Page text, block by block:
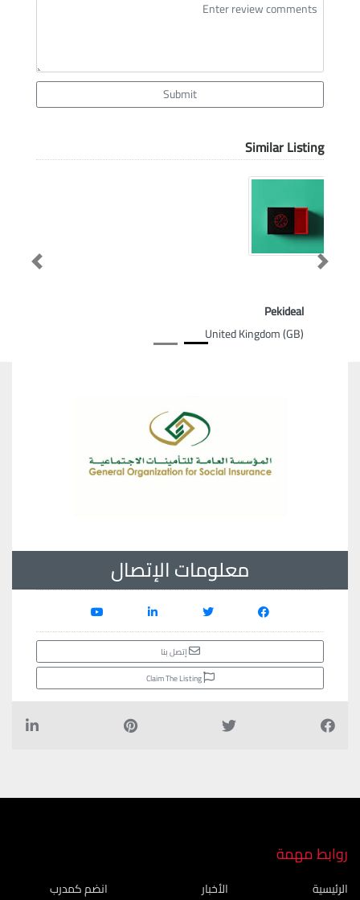
Submit
Similar Listing
Pekideal
United Kingdom (GB)
Previous Next
معلومات الإتصال
إتصل بنا
Claim The Listing
روابط مهمة
الرئيسية الأخبار انضم كمدرب